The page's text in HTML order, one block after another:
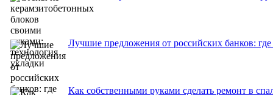
Лучшие предложения от российских банков:
Как собственными руками сделать ремонт в